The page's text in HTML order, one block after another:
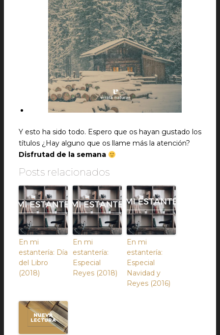
Y esto ha sido todo. Espero que os hayan gustado los
títulos ¿Hay alguno que os llame más la atención?
Disfrutad de la semana
Posts relacionados
En mi
estantería: Día
del Libro
(2018)
En mi
estantería:
Especial
Reyes (2018)
En mi
estantería:
Especial
Navidad y
Reyes (2016)